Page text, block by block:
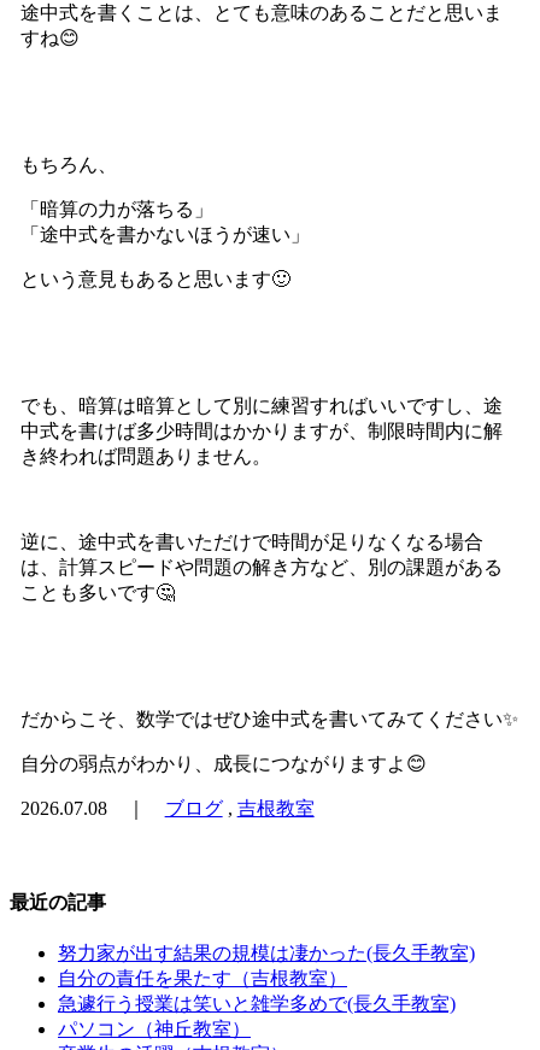
途中式を書くことは、とても意味のあることだと思いま
すね😊
もちろん、
「暗算の力が落ちる」
「途中式を書かないほうが速い」
という意見もあると思います🙂
でも、暗算は暗算として別に練習すればいいですし、途
中式を書けば多少時間はかかりますが、制限時間内に解
き終われば問題ありません。
逆に、途中式を書いただけで時間が足りなくなる場合
は、計算スピードや問題の解き方など、別の課題がある
ことも多いです🤔
だからこそ、数学ではぜひ途中式を書いてみてください✨
自分の弱点がわかり、成長につながりますよ😊
2026.07.08 ｜ ブログ, 吉根教室
最近の記事
努力家が出す結果の規模は凄かった(長久手教室)
自分の責任を果たす（吉根教室）
急遽行う授業は笑いと雑学多めで(長久手教室)
パソコン（神丘教室）